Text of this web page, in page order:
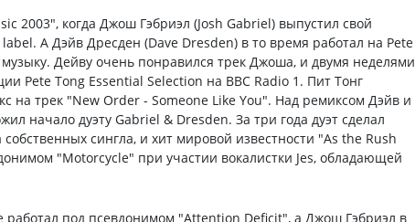
2003", когда Джош Гэбриэл (Josh Gabriel) выпустил свой
А Дэйв Дресден (Dave Dresden) в то время работал на Pete
Дейву очень понравился трек Джоша, и двумя неделями
Pete Tong Essential Selection на BBC Radio 1. Пит Тонг
на трек "New Order - Someone Like You". Над ремиксом Дэйв и
начало дуэту Gabriel & Dresden. За три года дуэт сделал
сингла, и хит мировой известности "As the Rush
"Motorcycle" при участии вокалистки Jes, обладающей
работал под псевдонимом "Attention Deficit", а Джош Гэбриэл в